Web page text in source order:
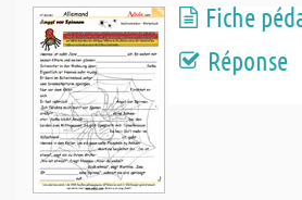
Fiche
Réponse